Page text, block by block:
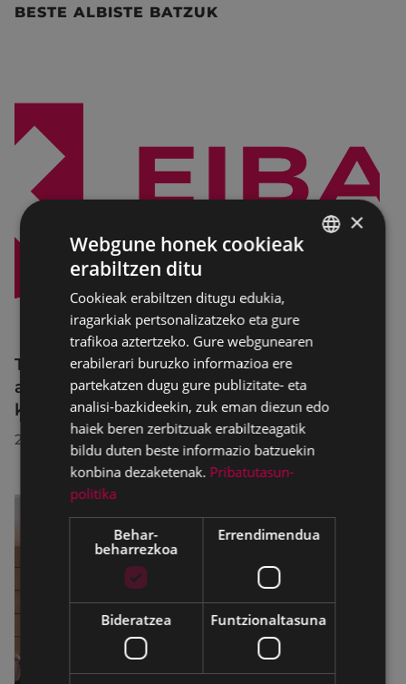
BESTE ALBISTE BATZUK
Trafiko-murrizketak Egogain kalean
abuztuaren 10etik abuztuaren 23ra,
konponketa-lanak direla-eta
2026/07/30
×
Webgune honek cookieak
erabiltzen ditu
Cookieak erabiltzen ditugu edukia,
iragarkiak pertsonalizatzeko eta gure
trafikoa aztertzeko. Gure webgunearen
erabilerari buruzko informazioa ere
partekatzen dugu gure publizitate- eta
analisi-bazkideekin, zuk eman diezun edo
haiek beren zerbitzuak erabiltzeagatik
bildu duten beste informazio batzuekin
konbina dezaketenak. Pribatutasun-
politika
Behar-
beharrezkoa
Errendimendua
Bideratzea Funtzionaltasuna